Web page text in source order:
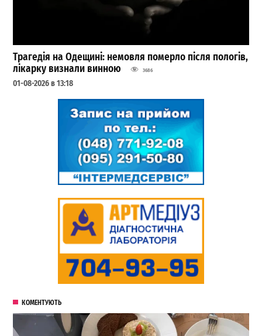
Трагедія на Одещині: немовля померло після пологів,
лікарку визнали винною
3686
01-08-2026 в 13:18
КОМЕНТУЮТЬ